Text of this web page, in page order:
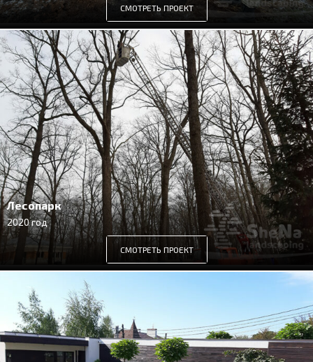
СМОТРЕТЬ ПРОЕКТ
Лесопарк
2020 год
СМОТРЕТЬ ПРОЕКТ